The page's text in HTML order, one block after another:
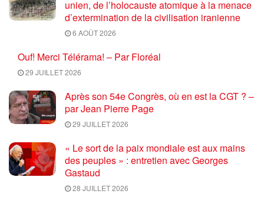
unien, de l’holocauste atomique à la menace
d’extermination de la civilisation iranienne
6 AOÛT 2026
Ouf! Merci Télérama! – Par Floréal
29 JUILLET 2026
Après son 54e Congrès, où en est la CGT ? –
par Jean Pierre Page
29 JUILLET 2026
« Le sort de la paix mondiale est aux mains
des peuples » : entretien avec Georges
Gastaud
28 JUILLET 2026